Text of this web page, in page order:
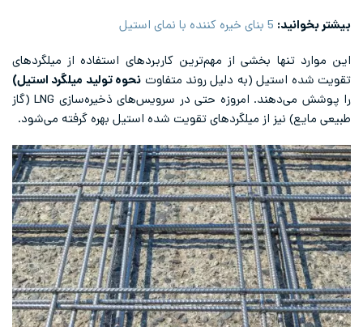
بیشتر بخوانید: 5 بنای خیره کننده با نمای استیل
این موارد تنها بخشی از مهم‌ترین کاربردهای استفاده از میلگردهای
تقویت شده استیل (به دلیل روند متفاوت نحوه تولید میلگرد استیل)
را پوشش می‌دهند. امروزه حتی در سرویس‌های ذخیره‌سازی LNG (گاز
طبیعی مایع) نیز از میلگردهای تقویت شده استیل بهره گرفته می‌شود.